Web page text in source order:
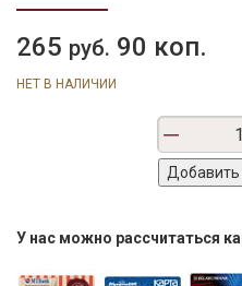
265 руб. 90 коп.
НЕТ В НАЛИЧИИ
У нас можно рассчитаться